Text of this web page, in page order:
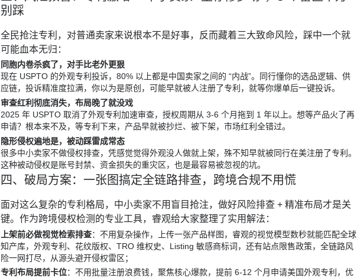
别踩
全民抢注专利，对普通卖家来说根本不是好事，反而藏着三大致命风险，踩中一个就
可能血本无归：
同胞内卷杀疯了，对手比老外更狠
现在 USPTO 的外观专利投诉，80% 以上都是中国卖家之间的 “内战”。同行懂你的选品逻辑、供
应链，投诉精准度拉满，你以为是原创，可能早就被人注册了专利，就等你爆单后一键投诉。
审查红利彻底消失，布局晚了就没戏
2025 年 USPTO 取消了外观专利加速审查，授权周期从 3-6 个月拖到 1 年以上。想等产品火了再
申请？根本来不及，等专利下来，产品早就被抄烂、被下架，市场红利全错过。
隐形侵权遍地是，被动踩雷成常态
很多中小卖家不做侵权排查，凭感觉觉得外观没人做就上架，殊不知早就被同行在美注册了专利。
这种被动侵权是账号封禁、资金损失的重灾区，也是最容易被忽视的坑。
四、破局方案：一张图搞定全链路排查，跨境合规不用慌
面对这么复杂的专利格局，中小卖家不用盲目抢注，做好风险排查 + 精准布局才是关
键。作为跨境侵权检测的专业工具，睿观给大家整理了实用解法：
上架前必做视觉检索排查：不用复杂操作，上传一张产品样图，睿观的视觉模型数秒就能匹配全球
知产库，外观专利、花纹版权、TRO 维权史、Listing 敏感商标词，还有站点限售政策，全链路风
险一网打尽，从源头避开侵权雷区；
专利布局提前卡位：不用批量注册浪费钱，聚焦核心爆款，提前 6-12 个月申请美国外观专利，优